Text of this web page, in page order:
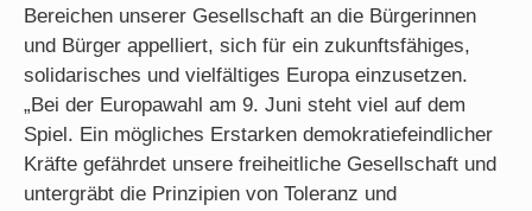
Bereichen unserer Gesellschaft an die Bürgerinnen
und Bürger appelliert, sich für ein zukunftsfähiges,
solidarisches und vielfältiges Europa einzusetzen.
„Bei der Europawahl am 9. Juni steht viel auf dem
Spiel. Ein mögliches Erstarken demokratiefeindlicher
Kräfte gefährdet unsere freiheitliche Gesellschaft und
untergräbt die Prinzipien von Toleranz und